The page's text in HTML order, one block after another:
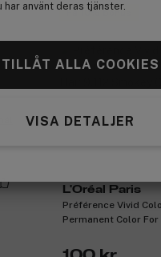
har använt deras tjänster.
TILLÅT ALLA COOKIES
VISA DETALJER
Få 10% bonus
L'Oréal Paris
Préférence Vivid
Permanent Color For